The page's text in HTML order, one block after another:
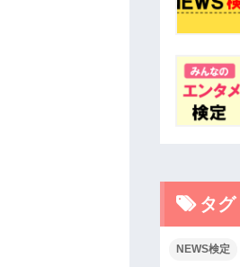
タグ
NEWS検定